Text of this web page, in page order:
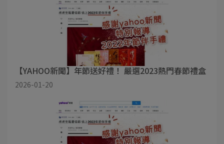
【YAHOO新聞】年節送好禮！ 嚴選2023熱門春節禮盒
2026-01-20